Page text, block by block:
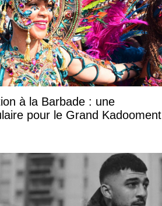
à la Barbade : une
pour le Grand Kadooment